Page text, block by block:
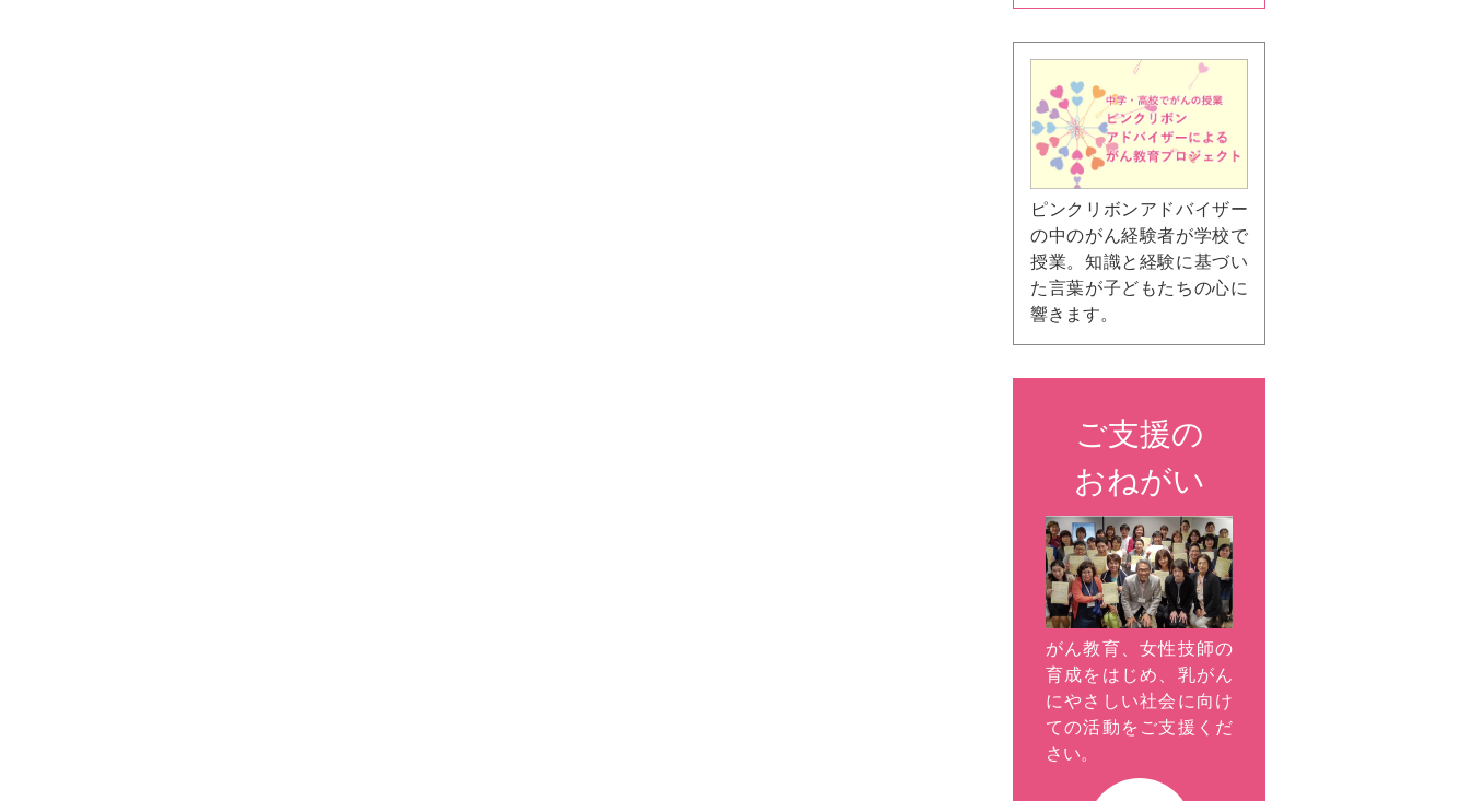
ピンクリボンアドバイザー
の中のがん経験者が学校で
授業。知識と経験に基づい
た言葉が子どもたちの心に
響きます。
ご支援の
おねがい
がん教育、女性技師の
育成をはじめ、乳がん
にやさしい社会に向け
ての活動をご支援くだ
さい。